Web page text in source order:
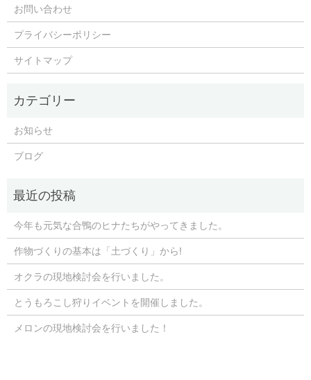
お問い合わせ
プライバシーポリシー
サイトマップ
お知らせ
ブログ
今年も元気な合鴨のヒナたちがやってきました。
作物づくりの基本は「土づくり」から!
オクラの現地検討会を行いました。
とうもろこし狩りイベントを開催しました。
メロンの現地検討会を行いました！